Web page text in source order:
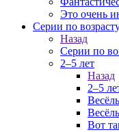
Это очень
Серии по
Назад
Серии по
2–5 лет
Назад
2–5
Вот